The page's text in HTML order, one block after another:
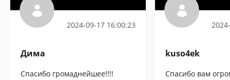
2024-09-17 16:00:23
Дима
Спасибо громаднейшее!!!!
kuso4ek
Спасибо вам